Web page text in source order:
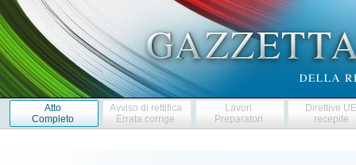
Atto
Completo
Avviso di rettifica
Errata corrige
Lavori
Preparatori
Direttive
recepite